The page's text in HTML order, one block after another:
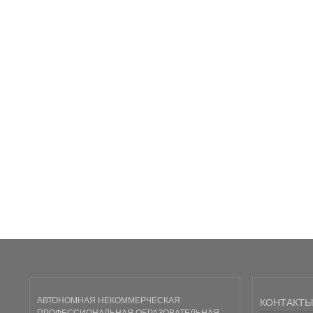
АВТОНОМНАЯ НЕКОММЕРЧЕСКАЯ
КОНТАКТЫ